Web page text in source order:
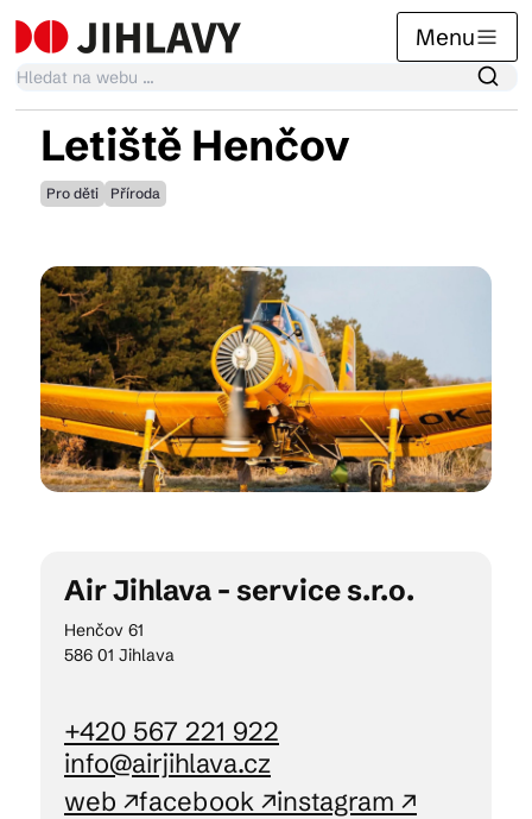
Menu
Kalendář akcí
Články
Suvenýry
Letiště Henčov
Pro děti Příroda
Air Jihlava - service s.r.o.
Henčov 61
586 01 Jihlava
+420 567 221 922
info@airjihlava.cz
web ↗facebook ↗instagram ↗